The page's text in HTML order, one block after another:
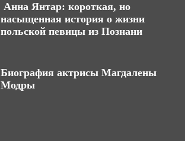
Анна Янтар: короткая, но
насыщенная история о жизни
польской певицы из Познани
Биография актрисы Магдалены
Модры